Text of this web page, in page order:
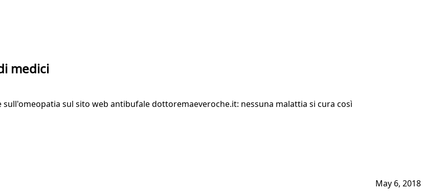
medici
sul sito web antibufale dottoremaeveroche.it: nessuna malattia si cura così
May 6, 2018